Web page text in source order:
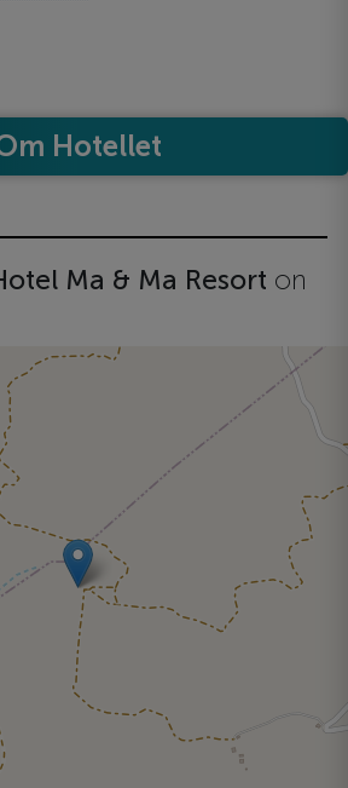
Hotellet
Ma & Ma Resort on